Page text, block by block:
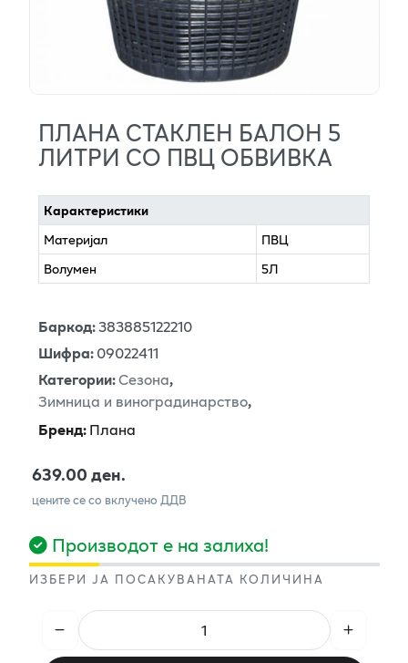
ПЛАНА СТАКЛЕН БАЛОН 5
ЛИТРИ СО ПВЦ ОБВИВКА
Карактеристики
Материјал
ПВЦ
Волумен
5Л
Баркод:383885122210
Шифра:09022411
Категории:Сезона,
Зимница и виноградинарство,
Бренд:Плана
639.00 ден.
цените се со вклучено ДДВ
Производот е на залиха!
ИЗБЕРИ ЈА ПОСАКУВАНАТА КОЛИЧИНА